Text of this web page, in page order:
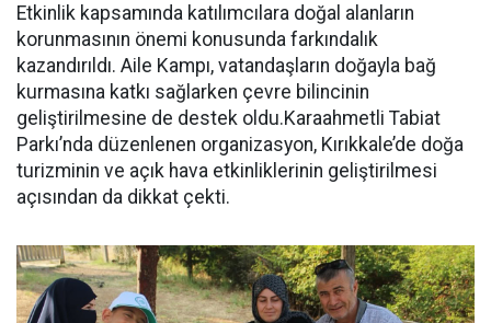
Etkinlik kapsamında katılımcılara doğal alanların
korunmasının önemi konusunda farkındalık
kazandırıldı. Aile Kampı, vatandaşların doğayla bağ
kurmasına katkı sağlarken çevre bilincinin
geliştirilmesine de destek oldu.Karaahmetli Tabiat
Parkı’nda düzenlenen organizasyon, Kırıkkale’de doğa
turizminin ve açık hava etkinliklerinin geliştirilmesi
açısından da dikkat çekti.